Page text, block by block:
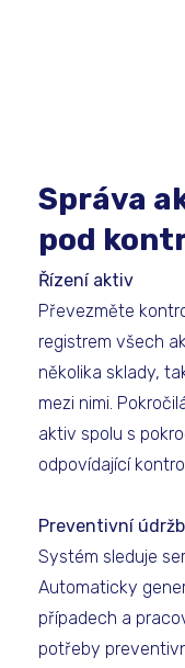
Správa
pod
Řízení aktiv
Převezměte
registrem všech
několika sklady,
mezi nimi.
aktiv spolu s
odpovídající
Preventivní
Systém sleduje
Automaticky
případech a
potřeby